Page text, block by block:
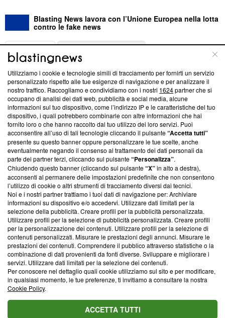
Blasting News lavora con l’Unione Europea nella lotta
contro le fake news
ABOUT
Questa sezione offre informazioni trasparenti su Blasting
News, sui nostri processi editoriali e su come ci impegniamo a
creare news di qualità. Inoltre, afferma la nostra aderenza a
‘Trust Project - News with Integrity’Blasting News non è
ancora membro del programma, ma ha richiesto di farne
parte; Trust Project non ha ancora effettuato una verifica di
conformità agli standard.
Su di noi
Team editoriale
Corporate
Redazione
Informativa Privacy
Cookie Policy
Blasting SA, IDI CHE-247.845.224, Via Carlo Frasca, 3 - 6900
Lugano (Svizzera) Tel:+39 0690258937
© 2026 Blasting News
Utilizziamo i cookie e tecnologie simili di tracciamento per fornirti un servizio
personalizzato rispetto alle tue esigenze di navigazione e per analizzare il
nostro traffico. Raccogliamo e condividiamo con i nostri 1624partner che si
occupano di analisi dei dati web, pubblicità e social media, alcune
informazioni sul tuo dispositivo, come l’indirizzo IP e le caratteristiche del tuo
dispositivo, i quali potrebbero combinarle con altre informazioni che hai
fornito loro o che hanno raccolto dal tuo utilizzo dei loro servizi. Puoi
acconsentire all’uso di tali tecnologie cliccando il pulsante“Accetta tutti”
presente su questo banner oppure personalizzare le tue scelte, anche
eventualmente negando il consenso al trattamento dei dati personali da
parte dei partner terzi, cliccando sul pulsante“Personalizza”.
Chiudendo questo banner (cliccando sul pulsante“X”in alto a destra),
acconsenti al permanere delle impostazioni predefinite che non consentono
l’utilizzo di cookie o altri strumenti di tracciamento diversi dai tecnici.
Noi e i nostri partner trattiamo i tuoi dati di navigazione per: Archiviare
informazioni su dispositivo e/o accedervi. Utilizzare dati limitati per la
selezione della pubblicità. Creare profili per la pubblicità personalizzata.
Utilizzare profili per la selezione di pubblicità personalizzata. Creare profili
per la personalizzazione dei contenuti. Utilizzare profili per la selezione di
contenuti personalizzati. Misurare le prestazioni degli annunci. Misurare le
prestazioni dei contenuti. Comprendere il pubblico attraverso statistiche o la
combinazione di dati provenienti da fonti diverse. Sviluppare e migliorare i
servizi. Utilizzare dati limitati per la selezione dei contenuti.
Per conoscere nel dettaglio quali cookie utilizziamo sul sito e per modificare,
in qualsiasi momento, le tue preferenze, ti invitiamo a consultare la nostra
Cookie Policy.
ACCETTA TUTTI